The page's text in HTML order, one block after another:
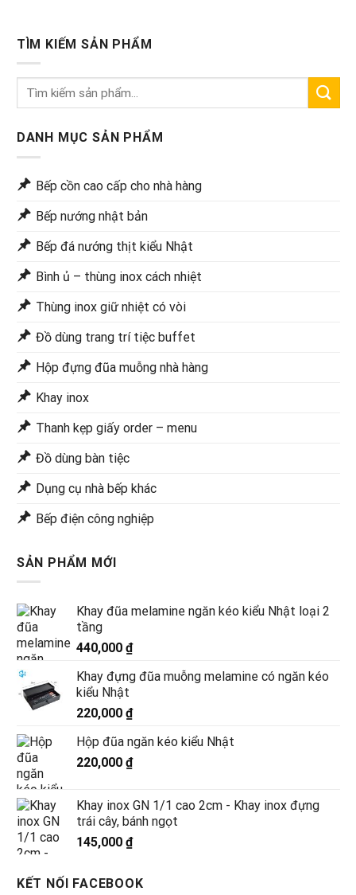
TÌM KIẾM SẢN PHẨM
Tìm
DANH MỤC SẢN PHẨM
Bếp cồn cao cấp cho nhà hàng
Bếp nướng nhật bản
Bếp đá nướng thịt kiểu Nhật
Bình ủ – thùng inox cách nhiệt
Thùng inox giữ nhiệt có vòi
Đồ dùng trang trí tiệc buffet
Hộp đựng đũa muỗng nhà hàng
Khay inox
Thanh kẹp giấy order – menu
Đồ dùng bàn tiệc
Dụng cụ nhà bếp khác
Bếp điện công nghiệp
SẢN PHẨM MỚI
Khay đũa melamine ngăn kéo kiểu Nhật loại 2
tầng
440,000 ₫
Khay đựng đũa muỗng melamine có ngăn kéo
kiểu Nhật
220,000 ₫
Hộp đũa ngăn kéo kiểu Nhật
220,000 ₫
Khay inox GN 1/1 cao 2cm - Khay inox đựng
trái cây, bánh ngọt
145,000 ₫
KẾT NỐI FACEBOOK